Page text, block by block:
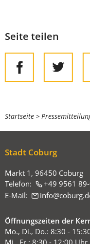
Seite teilen
Sie
befinden
sich
Startseite
Stadt Coburg
Markt 1, 96450 Coburg
Telefon:
+49 9561
E-Mail:
info coburg
Öffnungszeiten der
Mo., Di., Do.: 8:30 -